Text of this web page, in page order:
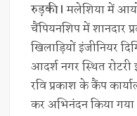
रुड़की।मलेशिया में
चैंपियनशिप में शानदार
खिलाड़ियों इंजीनियर
आदर्श नगर स्थित रोटरी
रवि प्रकाश के कैंप
कर अभिनंदन किया